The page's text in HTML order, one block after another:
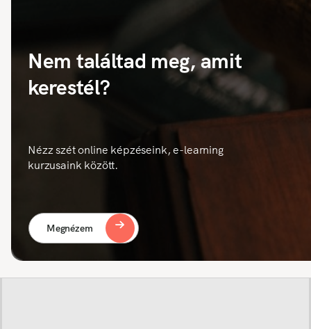
Nem találtad meg, amit
kerestél?
Nézz szét online képzéseink, e-learning
kurzusaink között.
Megnézem